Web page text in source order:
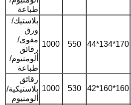
طباعة
170*134*44
550
1000
بلاستيك/
ورق
مقوى/
رقائق
ألومنيوم/
طباعة
160*160*42
530
1000
رقائق
بلاستيكية/
ألومنيوم